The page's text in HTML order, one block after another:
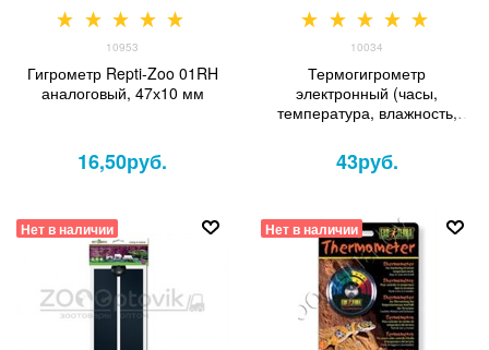
10953
Гигрометр Repti-Zoo 01RH
аналоговый, 47х10 мм
16,50руб.
10034
Термогигрометр
электронный (часы,
температура, влажность,
95х20х100мм
43руб.
Нет в наличии Нет в наличии